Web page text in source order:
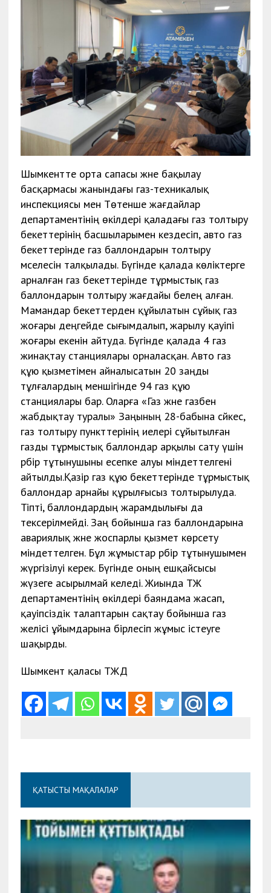
Шымкентте орта сапасы және бақылау
басқармасы жанындағы газ-техникалық
инспекциясы мен Төтенше жағдайлар
департаментінің өкілдері қаладағы газ толтыру
бекеттерінің басшыларымен кездесіп, авто газ
бекеттерінде газ баллондарын толтыру
мәселесін талқылады. Бүгінде қалада көліктерге
арналған газ бекеттерінде тұрмыстық газ
баллондарын толтыру жағдайы белең алған.
Мамандар бекеттерден құйылатын сұйық газ
жоғары деңгейде сығымдалып, жарылу қауіпі
жоғары екенін айтуда. Бүгінде қалада 4 газ
жинақтау станциялары орналасқан. Авто газ
құю қызметімен айналысатын 20 заңды
тұлғалардың меншігінде 94 газ құю
станциялары бар. Оларға «Газ және газбен
жабдықтау туралы» Заңының 28-бабына сәйкес,
газ толтыру пункттерінің иелері сұйытылған
газды тұрмыстық баллондар арқылы сату үшін
әрбір тұтынушыны есепке алуы міндеттелгені
айтылды.Қазір газ құю бекеттерінде тұрмыстық
баллондар арнайы құрылғысыз толтырылуда.
Тіпті, баллондардың жарамдылығы да
тексерілмейді. Заң бойынша газ баллондарына
авариялық және жоспарлы қызмет көрсету
міндеттелген. Бұл жұмыстар әрбір тұтынушымен
жүргізілуі керек. Бүгінде оның ешқайсысы
жүзеге асырылмай келеді. Жиында ТЖ
департаментінің өкілдері баяндама жасап,
қауіпсіздік талаптарын сақтау бойынша газ
желісі ұйымдарына бірлесіп жұмыс істеуге
шақырды.
Шымкент қаласы ТЖД
ҚАТЫСТЫ МАҚАЛАЛАР